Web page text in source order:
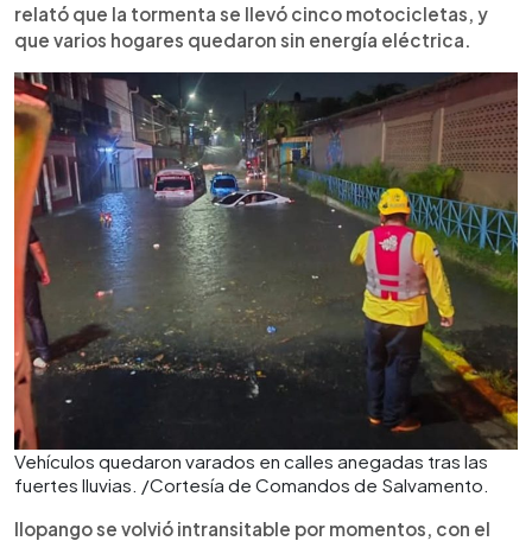
relató que la tormenta se llevó cinco motocicletas, y
que varios hogares quedaron sin energía eléctrica.
Vehículos quedaron varados en calles anegadas tras las
fuertes lluvias. /Cortesía de Comandos de Salvamento.
Ilopango se volvió intransitable por momentos, con el